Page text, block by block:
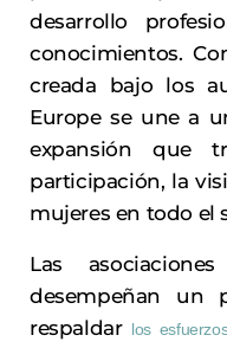
desarrollo
conocimientos.
creada bajo los
Europe se une a
expansión que
participación, la
mujeres en todo el
Las
desempeñan un
respaldar los